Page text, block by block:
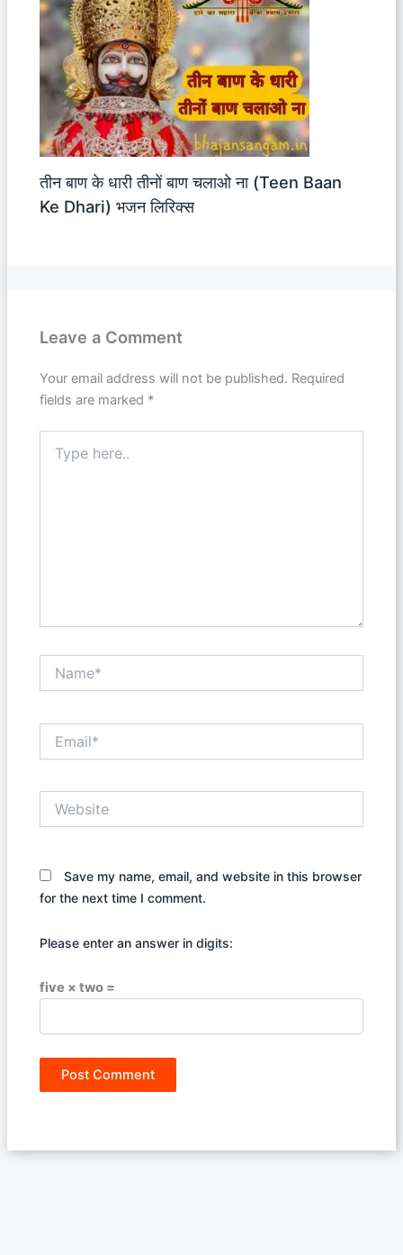
तीन बाण के धारी तीनों बाण चलाओ ना (Teen Baan
Ke Dhari) भजन लिरिक्स
Leave a Comment
Your email address will not be published. Required
fields are marked *
here..
Save my name, email, and website in this browser
for the next time I comment.
Please enter an answer in digits:
five × two =